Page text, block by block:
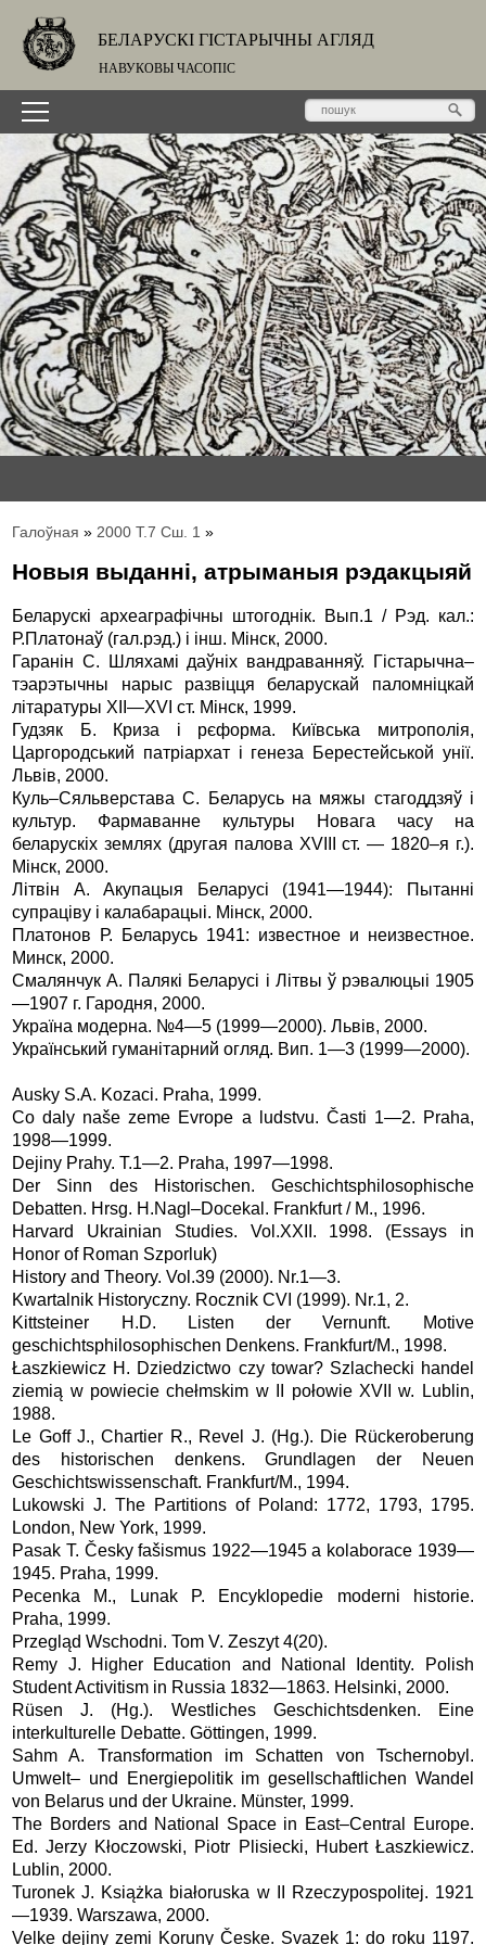
БЕЛАРУСКІ ГІСТАРЫЧНЫ АГЛЯД
НАВУКОВЫ ЧАСОПІС
Галоўная » 2000 Т.7 Сш. 1 »
Новыя выданні, атрыманыя рэдакцыяй
Беларускі археаграфічны штогоднік. Вып.1 / Рэд. кал.:
Р.Платонаў (гал.рэд.) і інш. Мінск, 2000.
Гаранін С. Шляхамі даўніх вандраванняў. Гістарычна–
тэарэтычны нарыс развіцця беларускай паломніцкай
літаратуры ХII—ХVI ст. Мінск, 1999.
Гудзяк Б. Криза і рєфoрма. Київська митрополія,
Царгородський патріархат і генеза Берестейськой унії.
Львів, 2000.
Куль–Сяльверстава С. Беларусь на мяжы стагоддзяў і
культур. Фармаванне культуры Новага часу на
беларускіх землях (другая палова ХVIII ст. — 1820–я г.).
Мінск, 2000.
Літвін А. Акупацыя Беларусі (1941—1944): Пытанні
супраціву і калабарацыі. Мінск, 2000.
Платонов Р. Беларусь 1941: известное и неизвестное.
Минск, 2000.
Смалянчук А. Палякі Беларусі і Літвы ў рэвалюцыі 1905
—1907 г. Гародня, 2000.
Україна модерна. №4—5 (1999—2000). Львів, 2000.
Український гуманітарний огляд. Вип. 1—3 (1999—2000).
Ausky S.A. Kozaci. Praha, 1999.
Co daly naše zeme Evrope a ludstvu. Časti 1—2. Praha,
1998—1999.
Dejiny Prahy. T.1—2. Praha, 1997—1998.
Der Sinn des Historischen. Geschichtsphilosophische
Debatten. Hrsg. H.Nagl–Docekal. Frankfurt / M., 1996.
Harvard Ukrainian Studies. Vol.XXII. 1998. (Essays in
Honor of Roman Szporluk)
History and Theory. Vol.39 (2000). Nr.1—3.
Kwartalnik Historyczny. Rocznik CVI (1999). Nr.1, 2.
Kittsteiner H.D. Listen der Vernunft. Motive
geschichtsphilosophischen Denkens. Frankfurt/M., 1998.
Łaszkiewicz H. Dziedzictwo czy towar? Szlachecki handel
ziemią w powiecie chełmskim w II połowie XVII w. Lublin,
1988.
Le Goff J., Chartier R., Revel J. (Hg.). Die Rückeroberung
des historischen denkens. Grundlagen der Neuen
Geschichtswissenschaft. Frankfurt/M., 1994.
Lukowski J. The Partitions of Poland: 1772, 1793, 1795.
London, New York, 1999.
Pasak T. Česky fašismus 1922—1945 a kolaborace 1939—
1945. Praha, 1999.
Pecenka M., Lunak P. Encyklopedie moderni historie.
Praha, 1999.
Przegląd Wschodni. Tom V. Zeszyt 4(20).
Remy J. Higher Education and National Identity. Polish
Student Activitism in Russia 1832—1863. Helsinki, 2000.
Rüsen J. (Hg.). Westliches Geschichtsdenken. Eine
interkulturelle Debatte. Göttingen, 1999.
Sahm A. Transformation im Schatten von Tschernobyl.
Umwelt– und Energiepolitik im gesellschaftlichen Wandel
von Belarus und der Ukraine. Münster, 1999.
The Borders and National Space in East–Central Europe.
Ed. Jerzy Kłoczowski, Piotr Plisiecki, Hubert Łaszkiewicz.
Lublin, 2000.
Turonek J. Książka białoruska w II Rzeczypospolitej. 1921
—1939. Warszawa, 2000.
Velke dejiny zemi Koruny Česke. Svazek 1: do roku 1197.